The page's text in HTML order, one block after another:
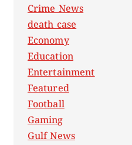
Crime News
death case
Economy
Education
Entertainment
Featured
Football
Gaming
Gulf News